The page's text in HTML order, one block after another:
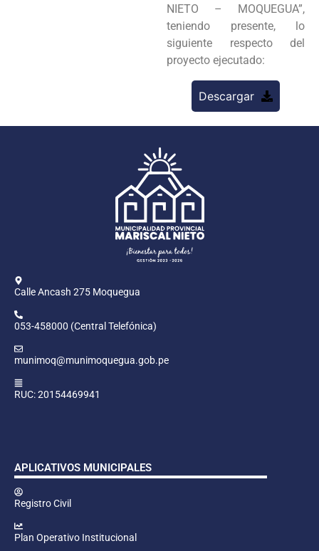
NIETO – MOQUEGUA”,
teniendo presente, lo
siguiente respecto del
proyecto ejecutado:
Descargar
Calle Ancash 275 Moquegua
053-458000 (Central Telefónica)
munimoq@munimoquegua.gob.pe
RUC: 20154469941
APLICATIVOS MUNICIPALES
Registro Civil
Plan Operativo Institucional